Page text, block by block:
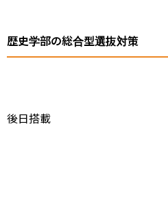
歴史学部の総合型選抜対策
後日搭載